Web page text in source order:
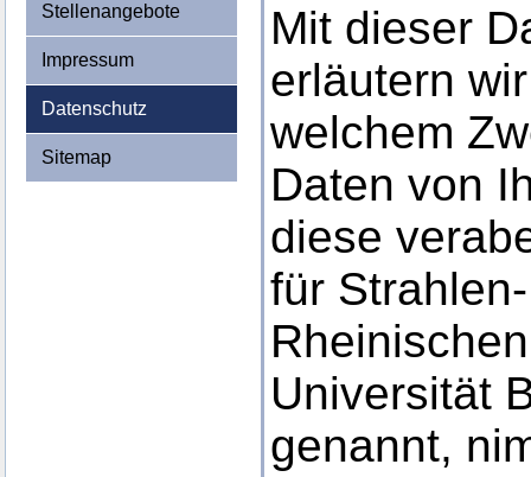
Stellenangebote
Impressum
Datenschutz
Sitemap
Mit dieser
erläutern
welchem
Daten von
diese
für
Universität
genannt,